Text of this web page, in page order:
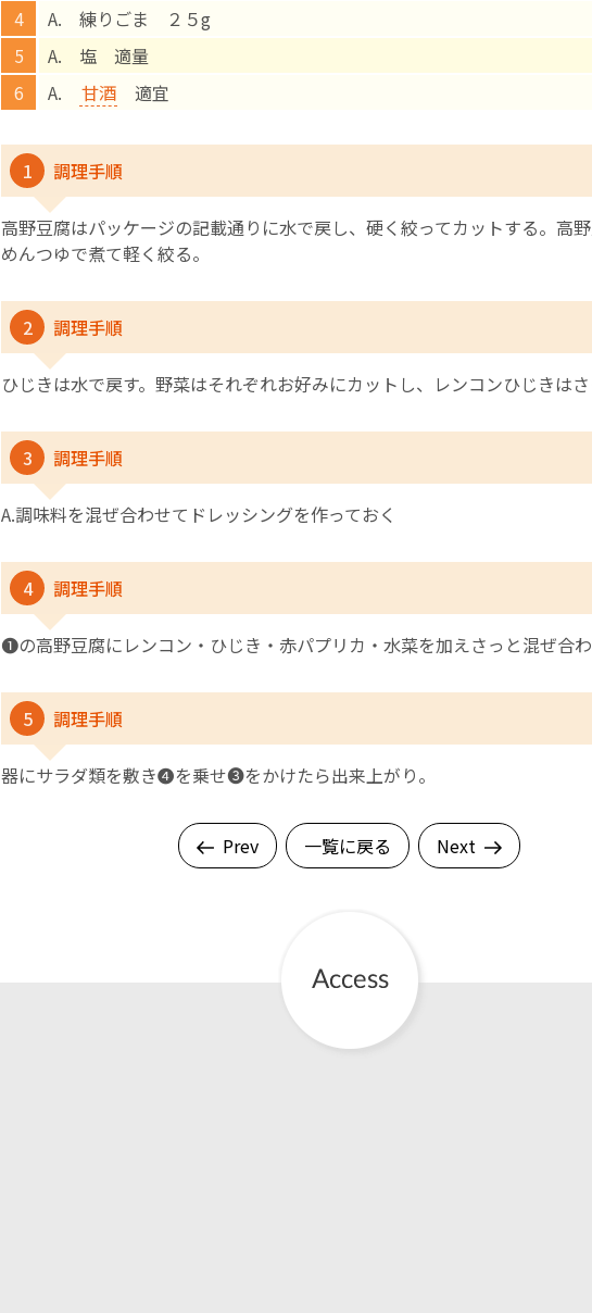
A. 練りごま ２５g
A. 塩 適量
A. 甘酒 適宜
1 調理手順
高野豆腐はパッケージの記載通りに水で戻し、硬く絞ってカットする。高
めんつゆで煮て軽く絞る。
2 調理手順
ひじきは水で戻す。野菜はそれぞれお好みにカットし、レンコンひじきはさ
3 調理手順
A.調味料を混ぜ合わせてドレッシングを作っておく
4 調理手順
❶の高野豆腐にレンコン・ひじき・赤パプリカ・水菜を加えさっと混ぜ合わ
5 調理手順
器にサラダ類を敷き❹を乗せ❸をかけたら出来上がり。
Prev 一覧に戻る Next